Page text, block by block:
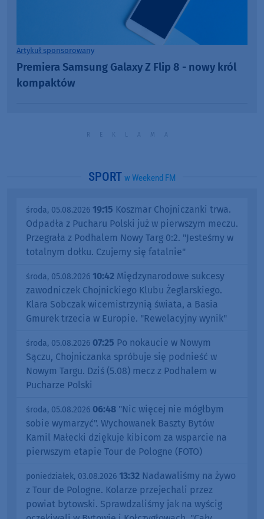
Artykuł sponsorowany
Premiera Samsung Galaxy Z Flip 8 - nowy król
kompaktów
SPORT w Weekend FM
środa, 05.08.2026 19:15 Koszmar Chojniczanki trwa.
Odpadła z Pucharu Polski już w pierwszym meczu.
Przegrała z Podhalem Nowy Targ 0:2. "Jesteśmy w
totalnym dołku. Czujemy się fatalnie"
środa, 05.08.2026 10:42 Międzynarodowe sukcesy
zawodniczek Chojnickiego Klubu Żeglarskiego.
Klara Sobczak wicemistrzynią świata, a Basia
Gmurek trzecia w Europie. "Rewelacyjny wynik"
środa, 05.08.2026 07:25 Po nokaucie w Nowym
Sączu, Chojniczanka spróbuje się podnieść w
Nowym Targu. Dziś (5.08) mecz z Podhalem w
Pucharze Polski
środa, 05.08.2026 06:48 "Nic więcej nie mógłbym
sobie wymarzyć". Wychowanek Baszty Bytów
Kamil Małecki dziękuje kibicom za wsparcie na
pierwszym etapie Tour de Pologne (FOTO)
poniedziałek, 03.08.2026 13:32 Nadawaliśmy na żywo
z Tour de Pologne. Kolarze przejechali przez
powiat bytowski. Sprawdzaliśmy jak na wyścig